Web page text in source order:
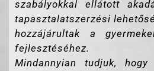
szabályokkal ellátott
tapasztalatszerzési
hozzájárultak a
fejlesztéséhez.
Mindannyian tudjuk,